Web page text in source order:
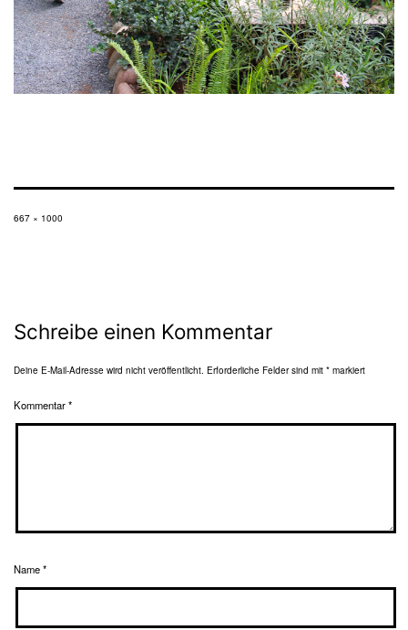
Originalgröße
667 × 1000
Schreibe einen Kommentar
Deine E-Mail-Adresse wird nicht veröffentlicht. Erforderliche Felder sind mit * markiert
Kommentar*
Name*